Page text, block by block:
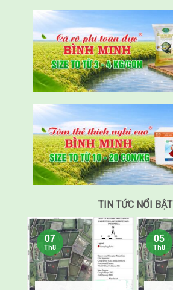
TIN TỨC NỔI BẬT
07
Th8
05
Th8